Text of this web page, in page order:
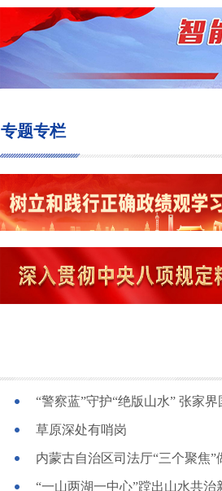
专题专栏
“警察蓝”守护“绝版山水” 张家
草原深处有哨岗
内蒙古自治区司法厅“三个聚焦
“一山两湖一中心”蹚出山水共治